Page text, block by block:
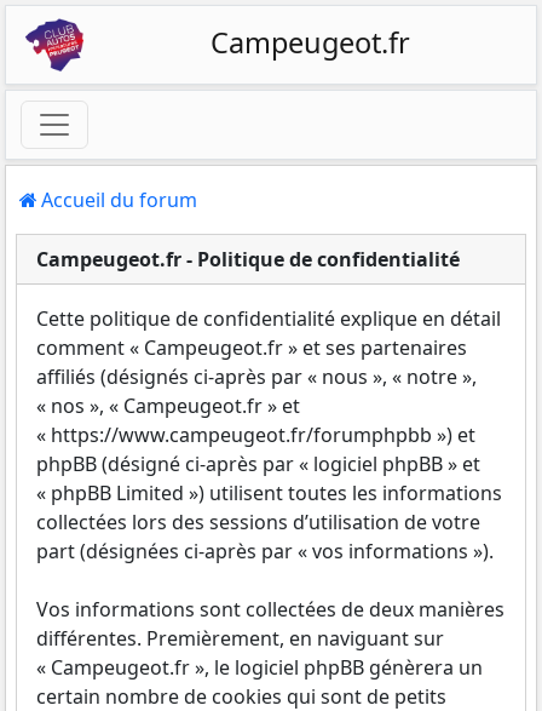
Campeugeot.fr
Accueil du forum
Campeugeot.fr - Politique de confidentialité
Cette politique de confidentialité explique en détail
comment « Campeugeot.fr » et ses partenaires
affiliés (désignés ci-après par « nous », « notre »,
« nos », « Campeugeot.fr » et
« https://www.campeugeot.fr/forumphpbb ») et
phpBB (désigné ci-après par « logiciel phpBB » et
« phpBB Limited ») utilisent toutes les informations
collectées lors des sessions d’utilisation de votre
part (désignées ci-après par « vos informations »).
Vos informations sont collectées de deux manières
différentes. Premièrement, en naviguant sur
« Campeugeot.fr », le logiciel phpBB génèrera un
certain nombre de cookies qui sont de petits